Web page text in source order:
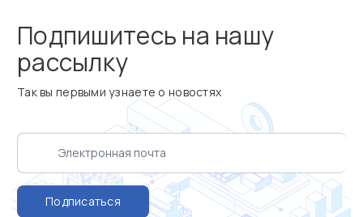
Подпишитесь на нашу
рассылку
Так вы первыми узнаете о новостях
Подписаться